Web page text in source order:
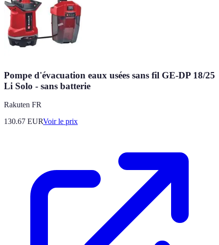
Pompe d'évacuation eaux usées sans fil GE-DP 18/25
Li Solo - sans batterie
Rakuten FR
130.67 EURVoir le prix